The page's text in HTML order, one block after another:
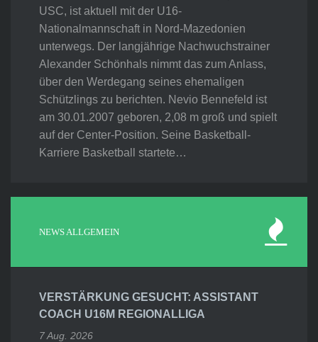
USC, ist aktuell mit der U16-
Nationalmannschaft in Nord-Mazedonien
unterwegs. Der langjährige Nachwuchstrainer
Alexander Schönhals nimmt das zum Anlass,
über den Werdegang seines ehemaligen
Schützlings zu berichten. Nevio Bennefeld ist
am 30.01.2007 geboren, 2,08 m groß und spielt
auf der Center-Position. Seine Basketball-
Karriere Basketball startete…
NEWS ALLGEMEIN
VERSTÄRKUNG GESUCHT: ASSISTANT
COACH U16M REGIONALLIGA
7 Aug. 2026